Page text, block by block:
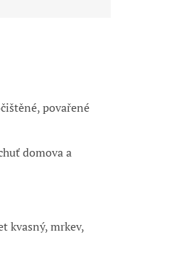
povařené
domova a
kvasný, mrkev,